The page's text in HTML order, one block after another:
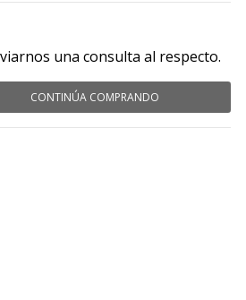
una consulta al respecto.
CONTINÚA COMPRANDO